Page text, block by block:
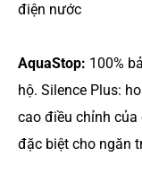
điện nước
AquaStop: 100%
hộ. Silence Plus:
cao điều chỉnh của
đặc biệt cho ngăn